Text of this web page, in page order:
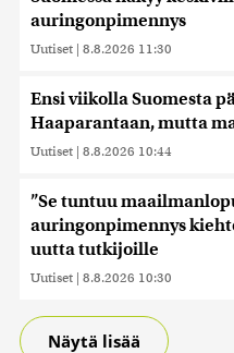
saatetaan myös siirtää
auringonpimennys
Uutiset | 8.8.2026 11:30
Ensi viikolla Suomesta
Haaparantaan, mutta
Uutiset | 8.8.2026 10:44
”Se tuntuu
auringonpimennys
uutta tutkijoille
Uutiset | 8.8.2026 10:30
Näytä lisää